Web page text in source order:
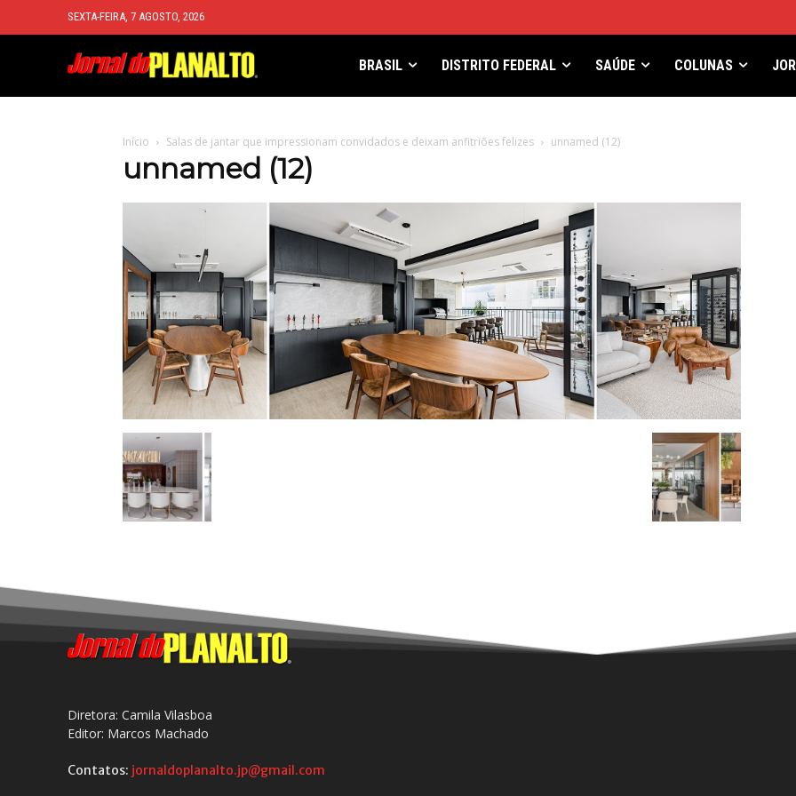
SEXTA-FEIRA, 7 AGOSTO, 2026
BRASIL DISTRITO FEDERAL SAÚDE COLUNAS
Início Salas de jantar que impressionam convidados e deixam anfitriões felizes unnamed (12)
unnamed (12)
Diretora: Camila Vilasboa
Editor: Marcos Machado
Contatos: jornaldoplanalto.jp@gmail.com